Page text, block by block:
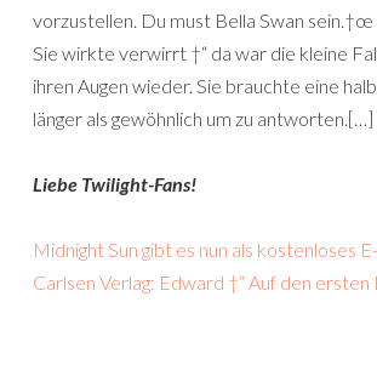
vorzustellen. Du must Bella Swan sein.†œ
Sie wirkte verwirrt †“ da war die kleine
ihren Augen wieder. Sie brauchte eine
länger als gewöhnlich um zu antworten.[…]
Liebe Twilight-Fans!
Midnight Sun gibt es nun als kostenloses
Carlsen Verlag: Edward †“ Auf den ersten